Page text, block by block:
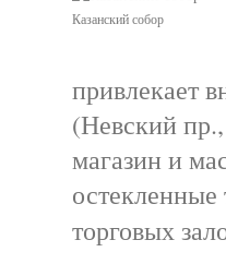
Казанский собор
привлекает
(Невский
магазин и
торговых